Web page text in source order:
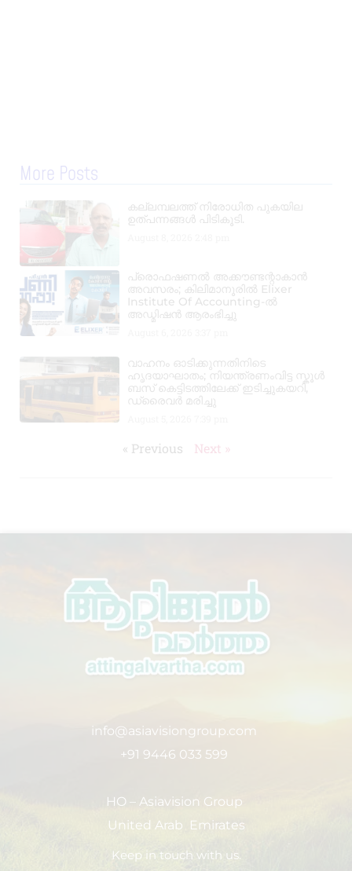
More Posts
കല്ലമ്പലത്ത് നിരോധിത പുകയില
ഉത്പന്നങ്ങൾ പിടികൂടി.
പ്രൊഫഷണൽ അക്കൗണ്ടന്റാകാൻ
അവസരം; കിലിമാനൂരിൽ Elixer
Institute Of Accounting-ൽ
അഡ്മിഷൻ ആരംഭിച്ചു
വാഹനം ഓടിക്കുന്നതിനിടെ
ഹൃദയാഘാതം; നിയന്ത്രണംവിട്ട സ്കൂൾ
ബസ് കെട്ടിടത്തിലേക്ക് ഇടിച്ചുകയറി,
ഡ്രൈവർ മരിച്ചു
« Previous Next »
info@asiavisiongroup.com
+91 9446 033 599
HO – Asiavision Group
United Arab Emirates
Keep in touch with us.